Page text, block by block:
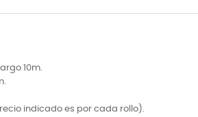
10m.
indicado es por cada rollo).